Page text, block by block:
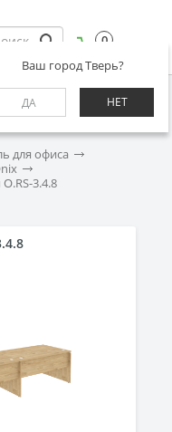
Ваш город Тверь?
ДА НЕТ
0
для офиса
3.4.8